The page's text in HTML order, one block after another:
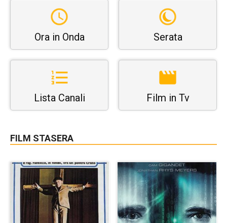
Ora in Onda Serata
Lista Canali Film in Tv
FILM STASERA